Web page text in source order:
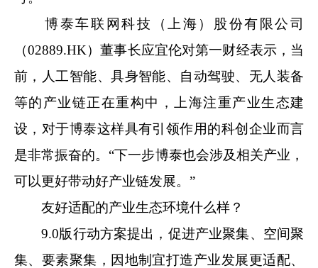
博泰车联网科技（上海）股份有限公司
（02889.HK）董事长应宜伦对第一财经表示，当
前，人工智能、具身智能、自动驾驶、无人装备
等的产业链正在重构中，上海注重产业生态建
设，对于博泰这样具有引领作用的科创企业而言
是非常振奋的。“下一步博泰也会涉及相关产业，
可以更好带动好产业链发展。”
友好适配的产业生态环境什么样？
9.0版行动方案提出，促进产业聚集、空间聚
集、要素聚集，因地制宜打造产业发展更适配、